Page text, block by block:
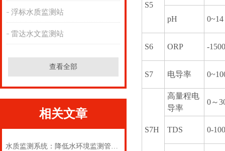
浮标水质监测站
雷达水文监测站
查看全部
相关文章
水质监测系统：降低水环境监测管理成本
S5
pH
S6 ORP -
S7 电导率
S7H
高量程电
导率
0～
TDS 0-